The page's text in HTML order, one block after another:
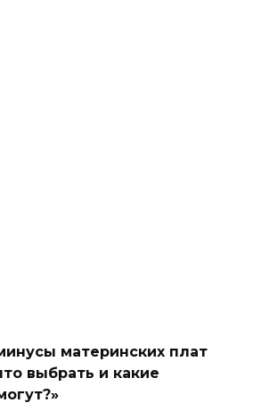
материнских плат
выбрать и какие